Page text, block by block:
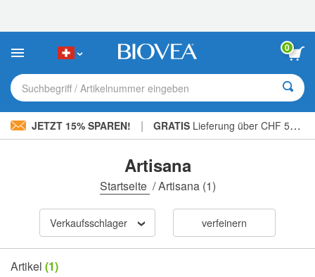
Sie:
Website
ein
Barrierefreiheitssystem.
0
Suchbegriff / Artikelnummer eingeben
JETZT 15% SPAREN! | GRATIS Lieferung über CHF 56.00 »
Artisana
Startseite /Artisana(1)
Verkaufsschlager verfeinern
Artikel (1)